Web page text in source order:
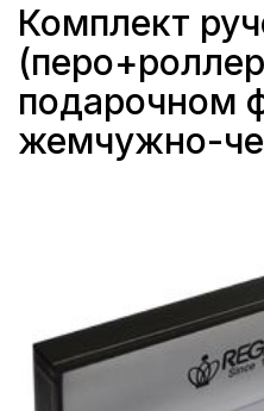
Комплект
подарочном
жемчужно-